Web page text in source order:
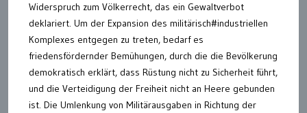
Widerspruch zum Völkerrecht, das ein Gewaltverbot
deklariert. Um der Expansion des militärisch#industriellen
Komplexes entgegen zu treten, bedarf es
friedensfördernder Bemühungen, durch die die Bevölkerung
demokratisch erklärt, dass Rüstung nicht zu Sicherheit führt,
und die Verteidigung der Freiheit nicht an Heere gebunden
ist. Die Umlenkung von Militärausgaben in Richtung der